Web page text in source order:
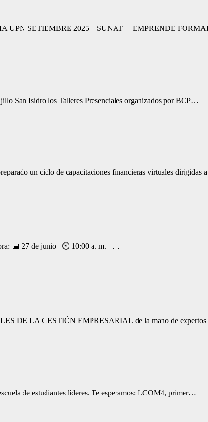
UPN SETIEMBRE 2025 – SUNAT EMPRENDE
San Isidro los Talleres Presenciales organizados por BCP…
un ciclo de capacitaciones financieras virtuales dirigidas
📅 27 de junio | 🕙 10:00 a. m. –…
LA GESTIÓN EMPRESARIAL de la mano de expertos
de estudiantes líderes. Te esperamos: LCOM4, primer…